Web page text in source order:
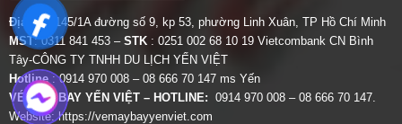
Địa chỉ: 145/1A đường số 9, kp 53, phường Linh Xuân, TP Hồ Chí Minh
MST: 0311 841 453 – STK : 0251 002 68 10 19 Vietcombank CN Bình
Tây-CÔNG TY TNHH DU LỊCH YẾN VIỆT
Hotline : 0914 970 008 – 08 666 70 147 ms Yến
VÉ MÁY BAY YẾN VIỆT – HOTLINE: 0914 970 008 – 08 666 70 147.
Website:https://vemaybayyenviet.com